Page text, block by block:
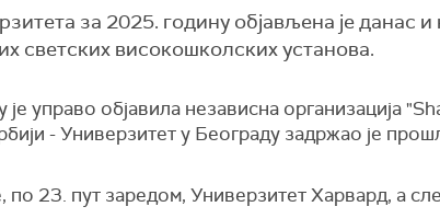
за 2025. годину објављена је данас
светских високошколских установа.
управо објавила независна организација
- Универзитет у Београду задржао је
по 23. пут заредом, Универзитет Харвард, а